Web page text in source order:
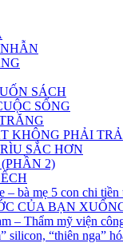
SÁCH
SỐNG
KHÔNG PHẢI TRẢ
SẮC HƠN
2)
– bà mẹ 5 con chi tiền
CỦA BẠN
– Thẩm mỹ viện
silicon, “thiên nga”